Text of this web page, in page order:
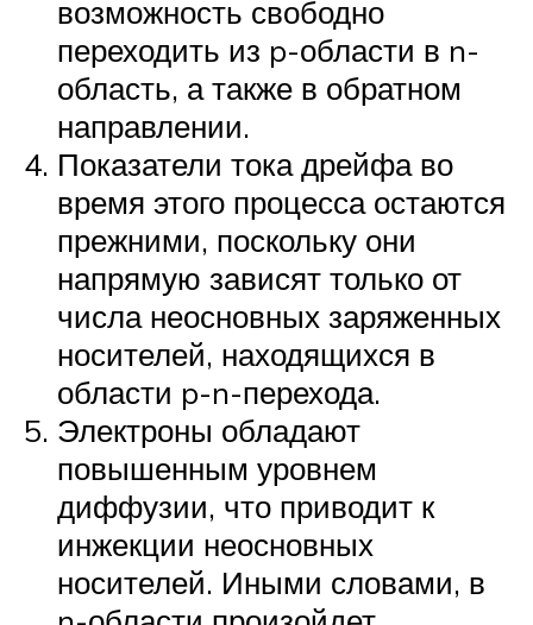
возможность свободно
переходить из p-области в n-
область, а также в обратном
направлении.
Показатели тока дрейфа во
время этого процесса остаются
прежними, поскольку они
напрямую зависят только от
числа неосновных заряженных
носителей, находящихся в
области p-n-перехода.
Электроны обладают
повышенным уровнем
диффузии, что приводит к
инжекции неосновных
носителей. Иными словами, в